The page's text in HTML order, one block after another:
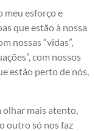
meu esforço e
que estão à nossa
nossas “vidas”,
com nossos
estão perto de nós,
mais atento,
outro só nos faz